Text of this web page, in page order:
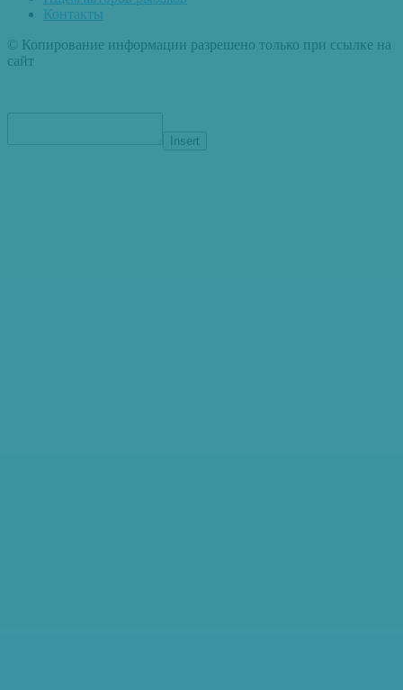
Контакты
© Копирование информации разрешено только при ссылке на
сайт
Insert